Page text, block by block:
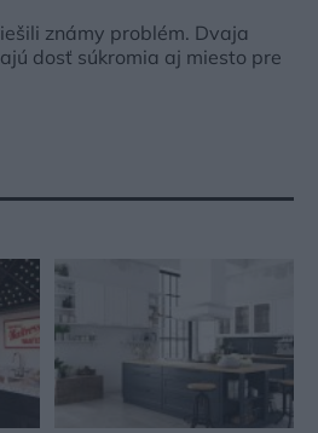
známy problém. Dvaja
dosť súkromia aj miesto pre